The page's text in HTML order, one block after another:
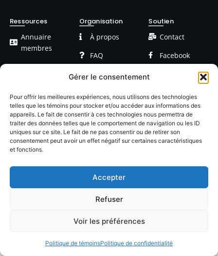
Gérer le consentement
Pour offrir les meilleures expériences, nous utilisons des technologies
telles que les témoins pour stocker et/ou accéder aux informations des
appareils. Le fait de consentir à ces technologies nous permettra de
traiter des données telles que le comportement de navigation ou les ID
uniques sur ce site. Le fait de ne pas consentir ou de retirer son
consentement peut avoir un effet négatif sur certaines caractéristiques
et fonctions.
Accepter
Refuser
Voir les préférences
Politique de témoinsPolitique de confidentialité
Ressources
Annuaire
membres
Devenir
Blog / Articles
Organisation
À propos
FAQ
Formations
Événements
Soutien
Contact
Facebook
Confidentialté